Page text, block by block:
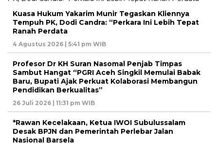
Kuasa Hukum Yakarim Munir Tegaskan Kliennya
Tempuh PK, Dodi Candra: “Perkara Ini Lebih Tepat
Ranah Perdata
4 Agustus 2026 | 5:41 pm WIB
Profesor Dr KH Suran Nasomal Penjab Timpas
Sambut Hangat “PGRI Aceh Singkil Memulai Babak
Baru, Bupati Ajak Perkuat Kolaborasi Membangun
Pendidikan Berkualitas”
26 Juli 2026 | 11:31 pm WIB
*Rawan Kecelakaan, Ketua IWOI Subulussalam
Desak BPJN dan Pemerintah Perlebar Jalan
Nasional Barsela